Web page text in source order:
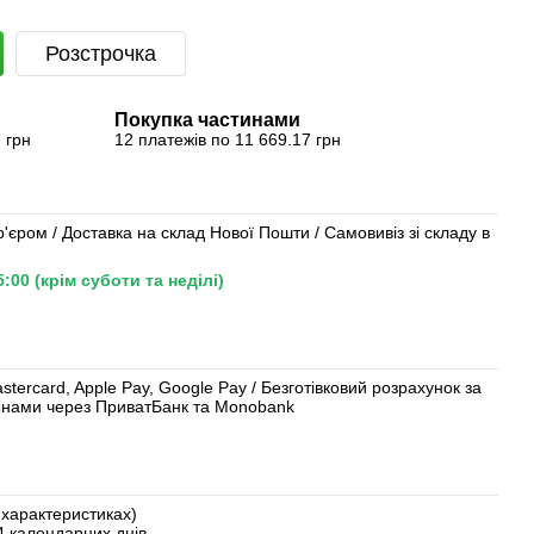
Розстрочка
Покупка частинами
12 платежів по 11 669.17 грн
/ Доставка на склад Нової Пошти / Самовивіз зі складу в
(крім суботи та неділі)
Apple Pay, Google Pay / Безготівковий розрахунок за
через ПриватБанк та Monobank